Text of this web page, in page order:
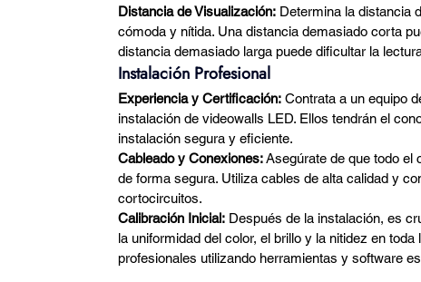
Distancia de Visualización: Determina la distancia
cómoda y nítida. Una distancia demasiado corta
distancia demasiado larga puede dificultar la
Instalación Profesional
Experiencia y Certificación: Contrata a un equipo
instalación de videowalls LED. Ellos tendrán el
instalación segura y eficiente.
Cableado y Conexiones: Asegúrate de que todo el
de forma segura. Utiliza cables de alta calidad y
cortocircuitos.
Calibración Inicial: Después de la instalación, es
la uniformidad del color, el brillo y la nitidez en
profesionales utilizando herramientas y software